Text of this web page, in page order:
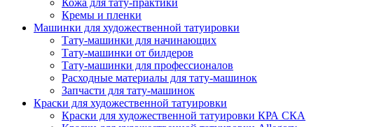
Кожа для тату-практики
Кремы и пленки
Машинки для художественной татуировки
Тату-машинки для начинающих
Тату-машинки от билдеров
Тату-машинки для профессионалов
Расходные материалы для тату-машинок
Запчасти для тату-машинок
Краски для художественной татуировки
Краски для художественной татуировки КРА СКА